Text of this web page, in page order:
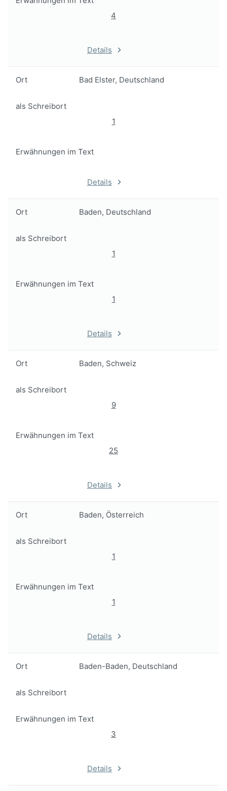
4
Details
Ort Bad Elster, Deutschland
als Schreibort
1
Erwähnungen im Text
Details
Ort Baden, Deutschland
als Schreibort
1
Erwähnungen im Text
1
Details
Ort Baden, Schweiz
als Schreibort
9
Erwähnungen im Text
25
Details
Ort Baden, Österreich
als Schreibort
1
Erwähnungen im Text
1
Details
Ort Baden-Baden, Deutschland
als Schreibort
Erwähnungen im Text
3
Details